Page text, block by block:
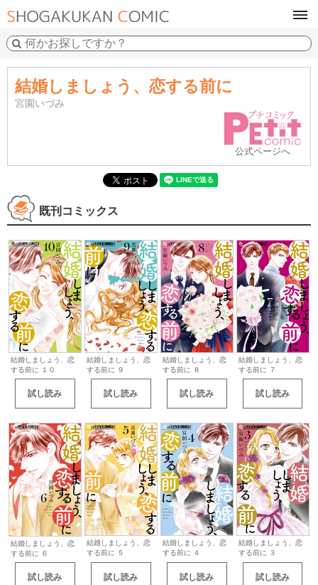
結婚しましょう、恋する前に
宮園いづみ
公式ページへ
既刊コミックス
結婚しましょう、恋
する前に １０
試し読み
結婚しましょう、恋
する前に ９
試し読み
結婚しましょう、恋
する前に ８
試し読み
結婚しましょう、恋
する前に ７
試し読み
結婚しましょう、恋
する前に ６
試し読み
結婚しましょう、恋
する前に ５
試し読み
結婚しましょう、恋
する前に ４
試し読み
結婚しましょう、恋
する前に ３
試し読み